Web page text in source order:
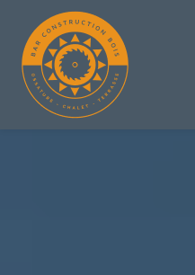
Panneau de gestion des cookies